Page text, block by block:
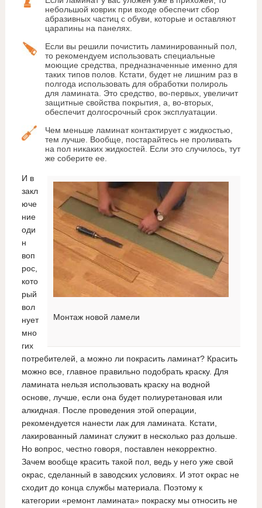
небольшой коврик при входе обеспечит сбор
абразивных частиц с обуви, которые и оставляют
царапины на панелях.
Если вы решили почистить ламинированный пол,
то рекомендуем использовать специальные
моющие средства, предназначенные именно для
таких типов полов. Кстати, будет не лишним раз в
полгода использовать для обработки полироль
для ламината. Это средство, во-первых, увеличит
защитные свойства покрытия, а, во-вторых,
обеспечит долгосрочный срок эксплуатации.
Чем меньше ламинат контактирует с жидкостью,
тем лучше. Вообще, постарайтесь не проливать
на пол никаких жидкостей. Если это случилось, тут
же соберите ее.
Монтаж новой ламели
И в
закл
юче
ние
оди
н
воп
рос,
кото
рый
вол
нует
мно
гих
потребителей, а можно ли покрасить ламинат? Красить
можно все, главное правильно подобрать краску. Для
ламината нельзя использовать краску на водной
основе, лучше, если она будет полиуретановая или
алкидная. После проведения этой операции,
рекомендуется нанести лак для ламината. Кстати,
лакированный ламинат служит в несколько раз дольше.
Но вопрос, честно говоря, поставлен некорректно.
Зачем вообще красить такой пол, ведь у него уже свой
окрас, сделанный в заводских условиях. И этот окрас не
сходит до конца службы материала. Поэтому к
категории «ремонт ламината» покраску мы относить не